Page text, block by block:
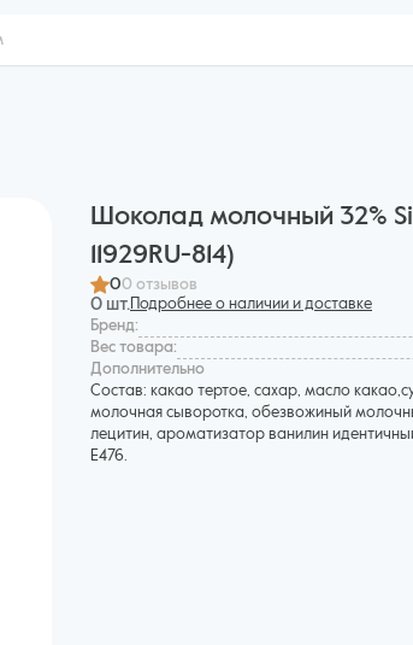
Шоколад молочный 32%
11929RU-814)
00 отзывов
0 шт. Подробнее о наличии и доставке
Бренд:
Вес товара:
Дополнительнo
Состав: какао тертое, сахар, масло
молочная сыворотка, обезвожиный
лецитин, ароматизатор ванилин
Е476.